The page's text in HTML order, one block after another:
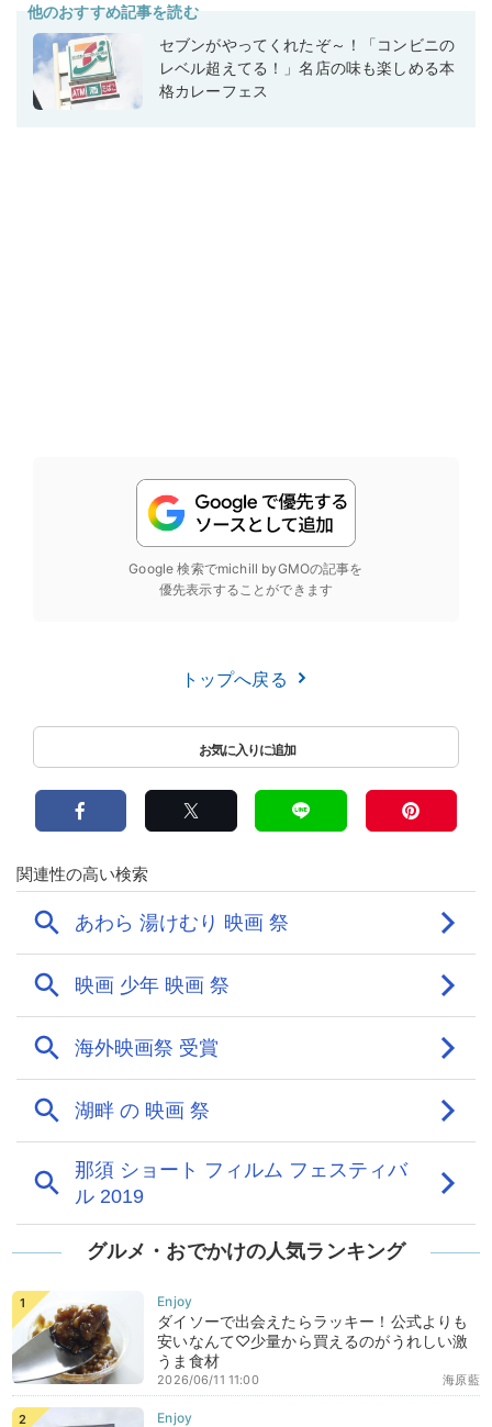
他のおすすめ記事を読む
セブンがやってくれたぞ～！「コンビニの
レベル超えてる！」名店の味も楽しめる本
格カレーフェス
Google 検索でmichill byGMOの記事を
優先表示することができます
トップへ戻る
グルメ・おでかけの人気ランキング
ダイソーで出会えたらラッキー！公式よりも
安いなんて♡少量から買えるのがうれしい激
うま食材
海原藍
2026/06/11 11:00